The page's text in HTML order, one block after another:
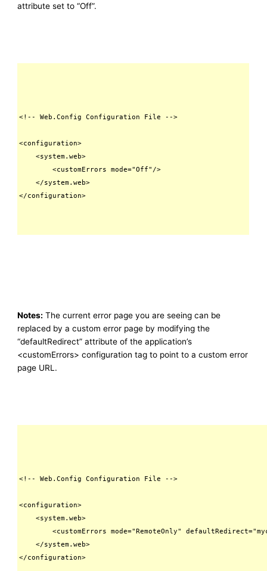
attribute set to “Off”.
<!-- Web.Config Configuration File -->
<configuration>
    <system.web>
        <customErrors mode="Off"/>
    </system.web>
</configuration>
Notes: The current error page you are seeing can be
replaced by a custom error page by modifying the
“defaultRedirect” attribute of the application’s
<customErrors> configuration tag to point to a custom error
page URL.
<!-- Web.Config Configuration File -->
<configuration>
    <system.web>
<customErrors mode="RemoteOnly"
    </system.web>
</configuration>